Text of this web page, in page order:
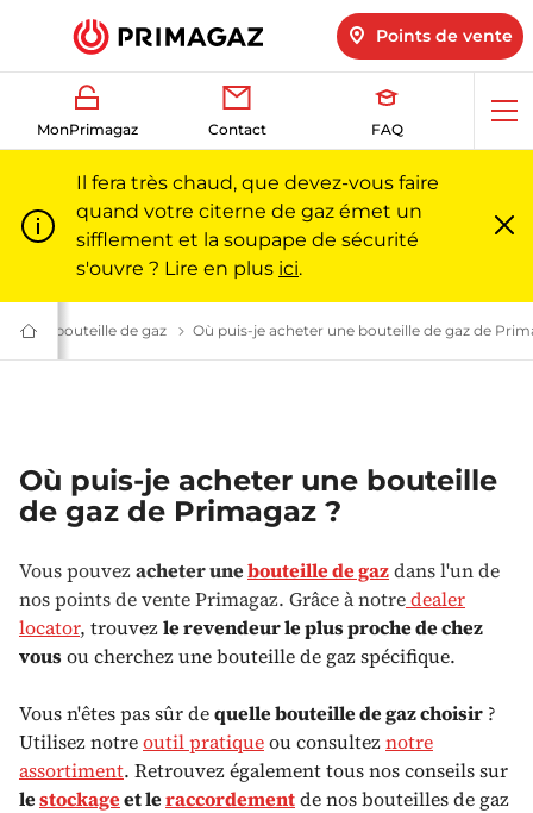
Points de vente
MonPrimagaz Contact FAQ
Il fera très chaud, que devez-vous faire
quand votre citerne de gaz émet un
sifflement et la soupape de sécurité
s'ouvre ? Lire en plus ici.
Du
gaz
Primagaz
gaz l Primagaz
gaz : questions fréquentes | Primagaz
une bouteille de gaz Acheter une bouteille de gaz : FAQ | Primagaz
Où puis-je acheter une bouteille de gaz de
Où puis-je acheter une bouteille
de gaz de Primagaz ?
Vous pouvezacheter unebouteille de gazdans l'un de
nos points de vente Primagaz. Grâce à notredealer
locator, trouvezle revendeur le plus proche de chez
vousou cherchez une bouteille de gaz spécifique.
Vous n'êtes pas sûr dequelle bouteille de gaz choisir ?
Utilisez notreoutil pratiqueou consulteznotre
assortiment. Retrouvez également tous nos conseils sur
lestockageet leraccordementde nos bouteilles de gaz